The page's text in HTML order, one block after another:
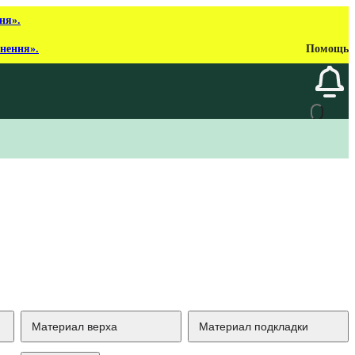
Помощь
Материал верха Материал подкладки